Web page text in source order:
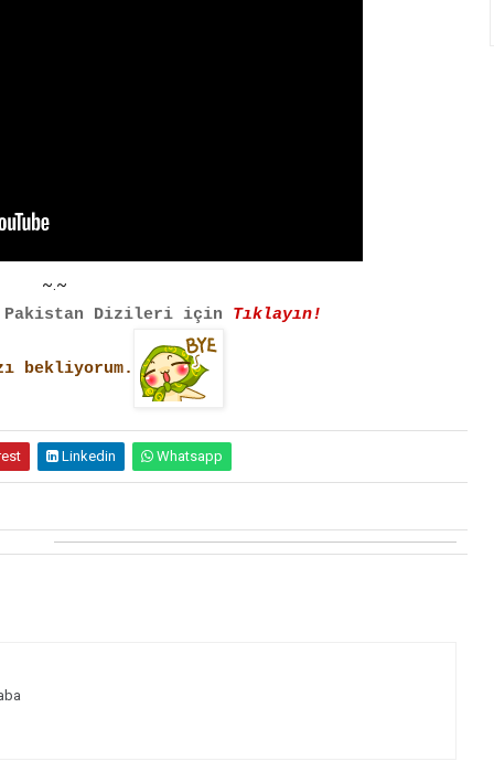
~.~
Pakistan Dizileri için Tıklayın!
bekliyorum.
Linkedin Whatsapp